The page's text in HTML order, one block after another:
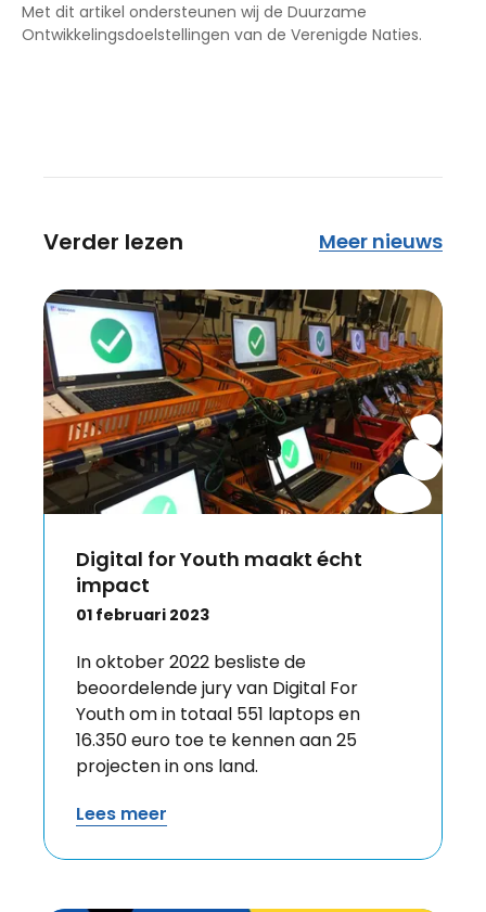
Met dit artikel ondersteunen wij de Duurzame
Ontwikkelingsdoelstellingen van de Verenigde Naties.
Verder lezen Meer nieuws
Digital for Youth maakt écht
impact
01 februari 2023
In oktober 2022 besliste de
beoordelende jury van Digital For
Youth om in totaal 551 laptops en
16.350 euro toe te kennen aan 25
projecten in ons land.
Lees meer